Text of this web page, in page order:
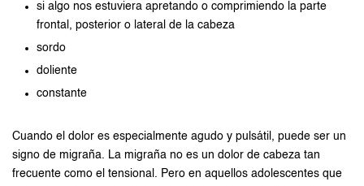
si algo nos estuviera apretando o comprimiendo la parte
frontal, posterior o lateral de la cabeza
sordo
doliente
constante
Cuando el dolor es especialmente agudo y pulsátil, puede ser un
signo de migraña. La migraña no es un dolor de cabeza tan
frecuente como el tensional. Pero en aquellos adolescentes que